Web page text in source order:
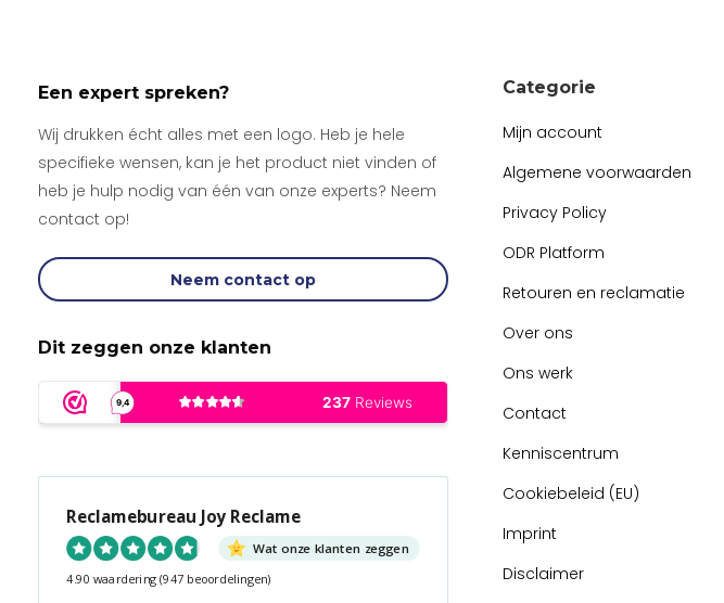
Een expert spreken?
Wij drukken écht alles met een logo. Heb je hele
specifieke wensen, kan je het product niet vinden of
heb je hulp nodig van één van onze experts? Neem
contact op!
Neem contact op
Dit zeggen onze klanten
Reclamebureau Joy Reclame
Wat onze klanten zeggen
4.90 waardering (947 beoordelingen)
Categorie
Mijn account
Algemene voorwaarden
Privacy Policy
ODR Platform
Retouren en reclamatie
Over ons
Ons werk
Contact
Kenniscentrum
Cookiebeleid (EU)
Imprint
Disclaimer